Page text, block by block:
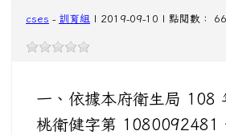
cses - 訓育組 | 2019-09-10 | 點閱數：
一、依據本府衛生局 108
桃衛健字第 1080092481